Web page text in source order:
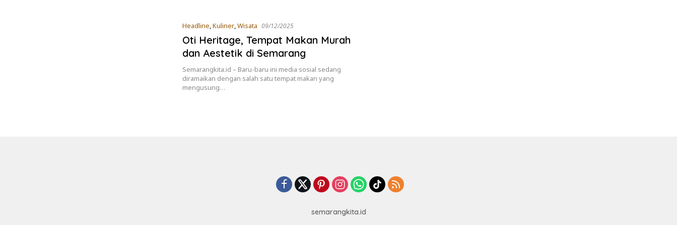
Headline,Kuliner,Wisata 09/12/2025
Oti Heritage, Tempat Makan Murah
dan Aestetik di Semarang
Semarangkita.id – Baru-baru ini media sosial sedang
diramaikan dengan salah satu tempat makan yang
mengusung…
semarangkita.id